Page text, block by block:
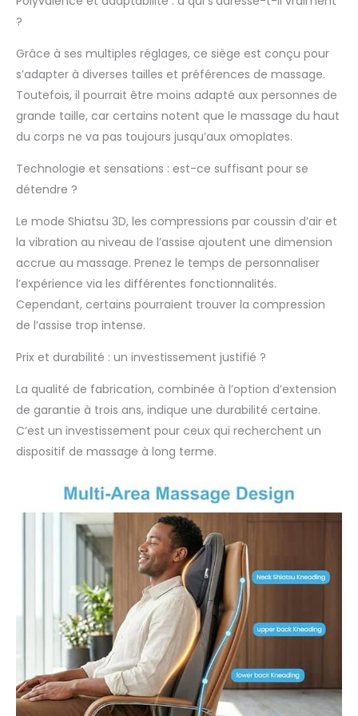
se déplacent vers
pour créer un massage
shiatsu par pression des
doigts en 2D ou 3D avec
un double confort pour
votre dos. Roulement
réglable et Massage
ponctuel - Le siege
massant propose un
massage par roulement
colonne vertébrale du
dos qui combat la
tension musculaire sur
tout le dos, et la largeur
entre deux têtes de
massage peut être
ajustée pour s'adapter
massage SPOT vous
permet de concentrer le
massage sur une zone
pour une relaxation
précise. Vous pouvez
également choisir le dos
complet, le haut du dos
masser la zone comme
vous le souhaitez.
Chaleur en option et
massage réglable - Le
masseur complet du
dos dispose d'une
fonction de chaleur
infrarouge en option sur
les nœuds shiatsu qui
fournit une chaleur
douce pour détendre
davantage les muscles
sous tension. Le
massage à
?
Grâce à ses multiples réglages, ce siège est conçu pour
s’adapter à diverses tailles et préférences de massage.
Toutefois, il pourrait être moins adapté aux personnes de
grande taille, car certains notent que le massage du haut
du corps ne va pas toujours jusqu’aux omoplates.
Technologie et sensations : est-ce suffisant pour se
détendre ?
Le mode Shiatsu 3D, les compressions par coussin d’air et
la vibration au niveau de l’assise ajoutent une dimension
accrue au massage. Prenez le temps de personnaliser
l’expérience via les différentes fonctionnalités.
Cependant, certains pourraient trouver la compression
de l’assise trop intense.
Prix et durabilité : un investissement justifié ?
La qualité de fabrication, combinée à l’option d’extension
de garantie à trois ans, indique une durabilité certaine.
C’est un investissement pour ceux qui recherchent un
dispositif de massage à long terme.